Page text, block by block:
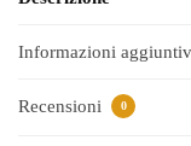
Informazioni
Recensioni 0